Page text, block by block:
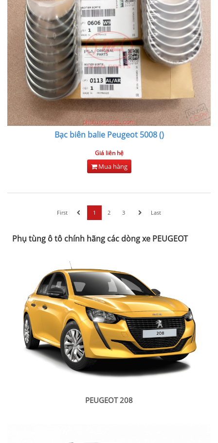
Bạc biên balie Peugeot 5008 ()
Giá liên hệ
Mua hàng
First 1 2 3 Last
Phụ tùng ô tô chính hãng các dòng xe PEUGEOT
PEUGEOT 208